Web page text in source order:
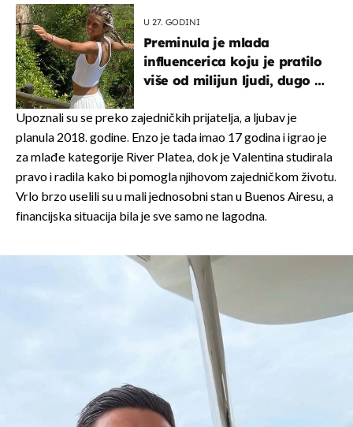
U 27. GODINI
Preminula je mlada
influencerica koju je pratilo
više od milijun ljudi, dugo se
Upoznali su se preko zajedničkih prijatelja, a ljubav je
planula 2018. godine. Enzo je tada imao 17 godina i igrao je
za mlađe kategorije River Platea, dok je Valentina studirala
pravo i radila kako bi pomogla njihovom zajedničkom životu.
Vrlo brzo uselili su u mali jednosobni stan u Buenos Airesu, a
financijska situacija bila je sve samo ne lagodna.